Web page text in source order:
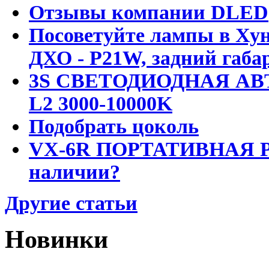
Отзывы компании DLED
Посоветуйте лампы в
ДХО - P21W, задний
3S СВЕТОДИОДНАЯ
L2 3000-10000K
Подобрать цоколь
VX-6R ПОРТАТИВНАЯ
наличии?
Другие статьи
Новинки